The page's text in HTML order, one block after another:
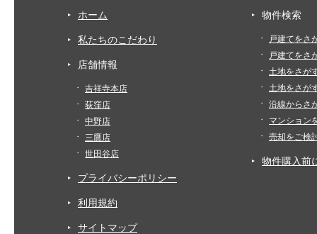
ホーム
私たちのこだわり
店舗情報
吉祥寺本店
荻窪店
中野店
三鷹店
世田谷店
プライバシーポリシー
利用規約
サイトマップ
物件検索
戸建てをさ
戸建てをさ
土地をさが
土地をさが
沿線からさ
マンション
売却をご検
物件購入前